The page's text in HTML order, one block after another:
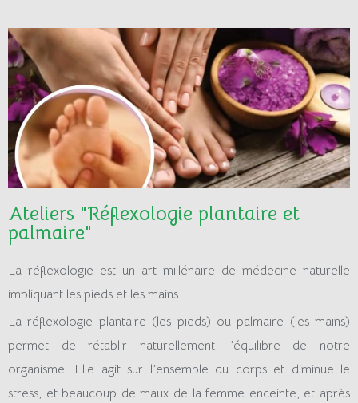
Ateliers "Réflexologie plantaire et
palmaire"
La réflexologie est un art millénaire de médecine naturelle
impliquant les pieds et les mains.
La réflexologie plantaire (les pieds) ou palmaire (les mains)
permet de rétablir naturellement l’équilibre de notre
organisme. Elle agit sur l’ensemble du corps et diminue le
stress, et beaucoup de maux de la femme enceinte, et après